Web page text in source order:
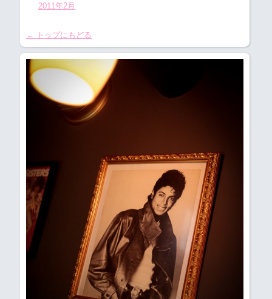
2011年2月
← トップにもどる